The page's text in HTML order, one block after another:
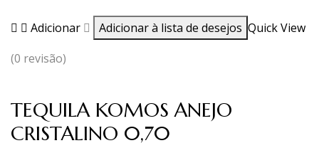
Adicionar Adicionar à lista de desejos Quick View
(0 revisão)
TEQUILA KOMOS ANEJO
CRISTALINO 0,70